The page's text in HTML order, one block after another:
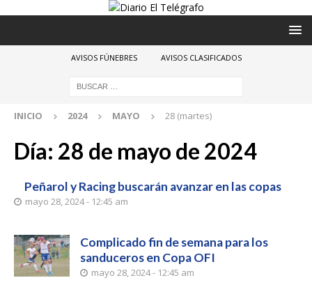
AVISOS FÚNEBRES AVISOS CLASIFICADOS
INICIO 2024 MAYO 28 (martes)
Día: 28 de mayo de 2024
Peñarol y Racing buscarán avanzar en las copas
mayo 28, 2024 - 12:45 am
Complicado fin de semana para los
sanduceros en Copa OFI
mayo 28, 2024 - 12:45 am